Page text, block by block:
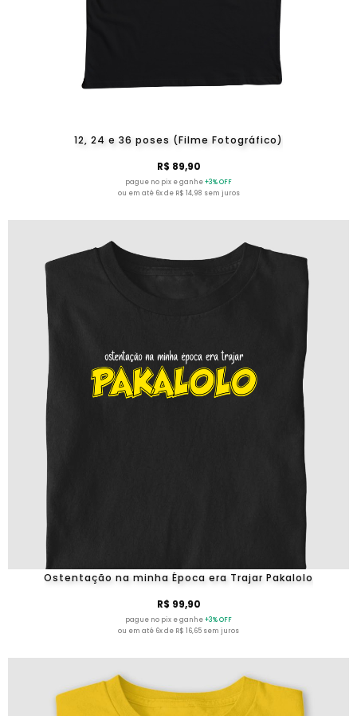
12, 24 e 36 poses (Filme Fotográfico)
R$ 89,90
pague no pix e ganhe+3% OFF
ou em até 6x de R$ 14,98 sem juros
Ostentação na minha Época era Trajar Pakalolo
R$ 99,90
pague no pix e ganhe+3% OFF
ou em até 6x de R$ 16,65 sem juros